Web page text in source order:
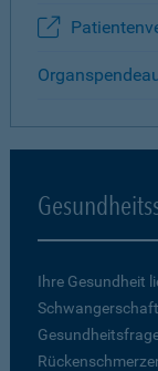
Ihre Gesundheit